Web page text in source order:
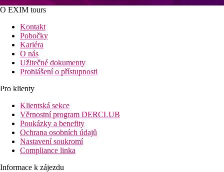
O EXIM tours
Kontakt
Pobočky
Kariéra
O nás
Užitečné dokumenty
Prohlášení o přístupnosti
Pro klienty
Klientská sekce
Věrnostní program DERCLUB
Poukázky a benefity
Ochrana osobních údajů
Nastavení soukromí
Compliance linka
Informace k zájezdu